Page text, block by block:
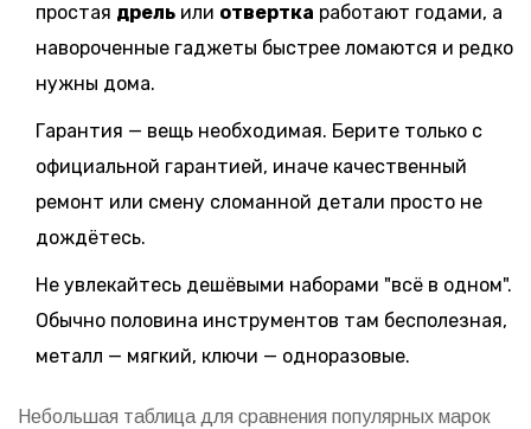
простая дрель или отвертка работают годами, а
навороченные гаджеты быстрее ломаются и редко
нужны дома.
Гарантия — вещь необходимая. Берите только с
официальной гарантией, иначе качественный
ремонт или смену сломанной детали просто не
дождётесь.
Не увлекайтесь дешёвыми наборами "всё в одном".
Обычно половина инструментов там бесполезная,
металл — мягкий, ключи — одноразовые.
Небольшая таблица для сравнения популярных марок